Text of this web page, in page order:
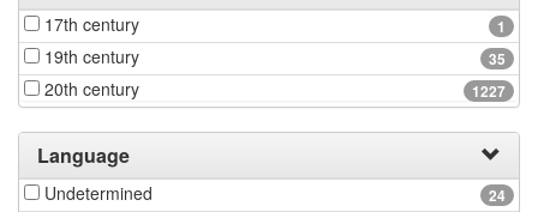
1
17th century
35
19th century
1227
20th century
Language
24
Undetermined